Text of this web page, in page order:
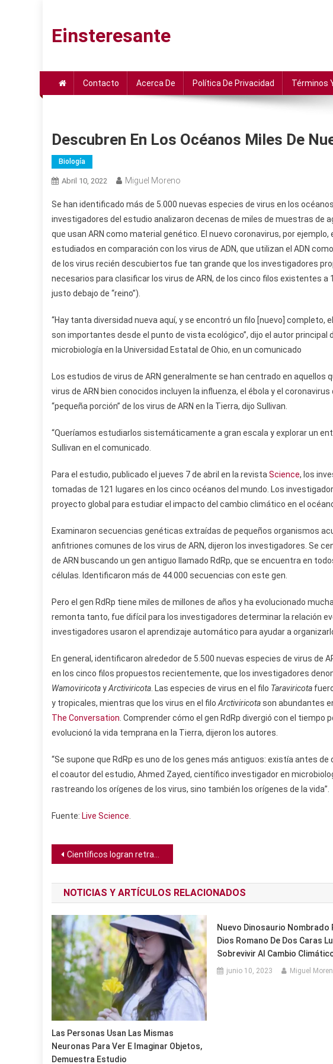
contenido
Einsteresante
Contacto Acerca De Política De Privacidad Términos
Descubren En Los Océanos Miles De
Biología
Abril 10, 2022 Miguel Moreno
Se han identificado más de 5.000 nuevas especies de virus en los
investigadores del estudio analizaron decenas de miles de muestras de
que usan ARN como material genético. El nuevo coronavirus, por
estudiados en comparación con los virus de ADN, que utilizan el ADN
de los virus recién descubiertos fue tan grande que los investigadores
necesarios para clasificar los virus de ARN, de los cinco filos existentes
justo debajo de “reino”).
“Hay tanta diversidad nueva aquí, y se encontró un filo [nuevo] completo, el
son importantes desde el punto de vista ecológico”, dijo el autor
microbiología en la Universidad Estatal de Ohio, en un comunicado
Los estudios de virus de ARN generalmente se han centrado en aquellos
virus de ARN bien conocidos incluyen la influenza, el ébola y el
“pequeña porción” de los virus de ARN en la Tierra, dijo Sullivan.
“Queríamos estudiarlos sistemáticamente a gran escala y explorar un
Sullivan en el comunicado.
Para el estudio, publicado el jueves 7 de abril en la revista Science, los
tomadas de 121 lugares en los cinco océanos del mundo. Los
proyecto global para estudiar el impacto del cambio climático en el
Examinaron secuencias genéticas extraídas de pequeños organismos
anfitriones comunes de los virus de ARN, dijeron los investigadores. Se
de ARN buscando un gen antiguo llamado RdRp, que se encuentra en
células. Identificaron más de 44.000 secuencias con este gen.
Pero el gen RdRp tiene miles de millones de años y ha evolucionado
remonta tanto, fue difícil para los investigadores determinar la relación
investigadores usaron el aprendizaje automático para ayudar a
En general, identificaron alrededor de 5.500 nuevas especies de virus de
en los cinco filos propuestos recientemente, que los investigadores
WamoviricotayArctiviricota . Las especies de virus en el filo Taraviricota
y tropicales, mientras que los virus en el filo Arctiviricotason abundantes
The Conversation . Comprender cómo el gen RdRp divergió con el
evolucionó la vida temprana en la Tierra, dijeron los autores.
“Se supone que RdRp es uno de los genes más antiguos: existía antes de
el coautor del estudio, Ahmed Zayed, científico investigador en
rastreando los orígenes de los virus, sino también los orígenes de la vida”.
Fuente: Live Science
Navegación
de
entradas
Científicos logran retrasar el reloj de las células cutáneas para hacerlas parecer 30 años más jóvenes
NOTICIAS Y ARTÍCULOS RELACIONADOS
Las Personas Usan Las Mismas
Neuronas Para Ver E Imaginar Objetos,
Demuestra Estudio
Nuevo Dinosaurio Nombrado
Dios Romano De Dos Caras
Sobrevivir Al Cambio
junio 10, 2023 Miguel